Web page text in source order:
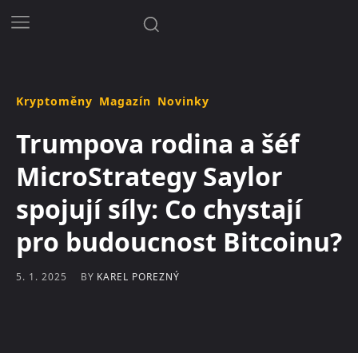
Kryptoměny Magazín Novinky
Trumpova rodina a šéf
MicroStrategy Saylor
spojují síly: Co chystají
pro budoucnost Bitcoinu?
5. 1. 2025 BY KAREL POREZNÝ